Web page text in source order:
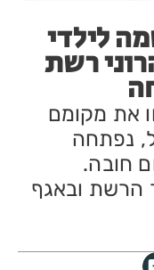
לילדי
רשת
את מקומם
נפתחה
חובה.
ה-31.7 באתר הרשת ובאגף